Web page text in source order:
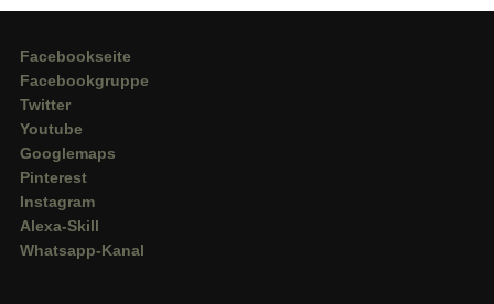
Facebookseite
Facebookgruppe
Twitter
Youtube
Googlemaps
Pinterest
Instagram
Alexa-Skill
Whatsapp-Kanal